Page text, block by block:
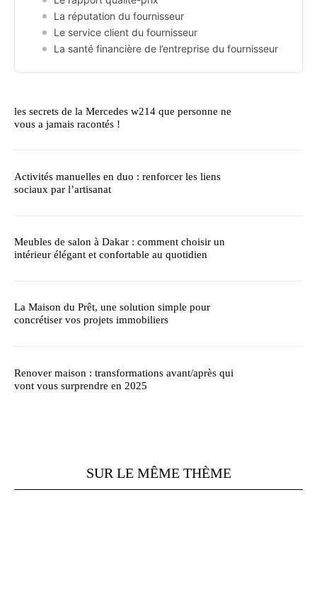
La réputation du fournisseur
Le service client du fournisseur
La santé financière de l’entreprise du fournisseur
les secrets de la Mercedes w214 que personne ne
vous a jamais racontés !
Activités manuelles en duo : renforcer les liens
sociaux par l’artisanat
Meubles de salon à Dakar : comment choisir un
intérieur élégant et confortable au quotidien
La Maison du Prêt, une solution simple pour
concrétiser vos projets immobiliers
Renover maison : transformations avant/après qui
vont vous surprendre en 2025
SUR LE MÊME THÈME